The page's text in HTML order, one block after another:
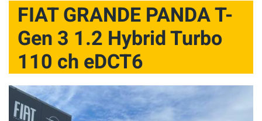
FIAT GRANDE PANDA T-
Gen 3 1.2 Hybrid Turbo
110 ch eDCT6